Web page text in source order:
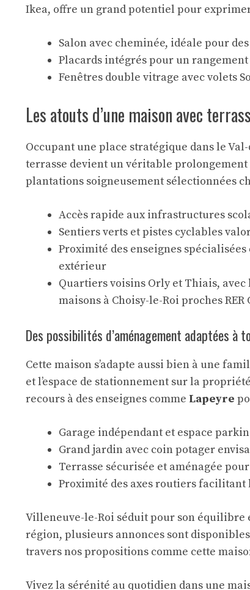
Ikea, offre un grand potentiel pour
Salon avec cheminée, idéale pour
Placards intégrés pour un
Fenêtres double vitrage avec volets
Les atouts d’une maison avec
Occupant une place stratégique dans le
terrasse devient un véritable prolongement
plantations soigneusement sélectionnées
Accès rapide aux infrastructures
Sentiers verts et pistes cyclables
Proximité des enseignes
extérieur
Quartiers voisins Orly et Thiais,
maisons à Choisy-le-Roi proches RER
Des possibilités d’aménagement adaptées à
Cette maison s’adapte aussi bien à une
et l’espace de stationnement sur la
recours à des enseignes comme Lapeyre
Garage indépendant et espace
Grand jardin avec coin potager
Terrasse sécurisée et aménagée
Proximité des axes routiers facilitant
Villeneuve-le-Roi séduit pour son équilibre
région, plusieurs annonces sont
travers nos propositions comme cette
Vivez la sérénité au quotidien dans une